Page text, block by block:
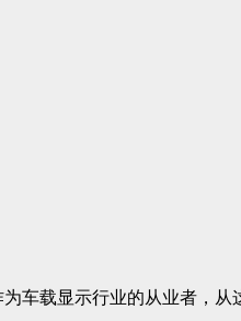
车载显示行业的从业者，从